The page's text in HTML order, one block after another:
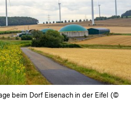
beim Dorf Eisenach in der Eifel (©